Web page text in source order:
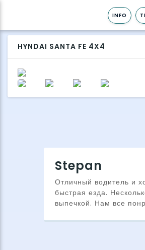
INFO
HYNDAI SANTA FE 4X4
Stepan
Отличный водитель и
быстрая езда.
выпечкой. Нам все